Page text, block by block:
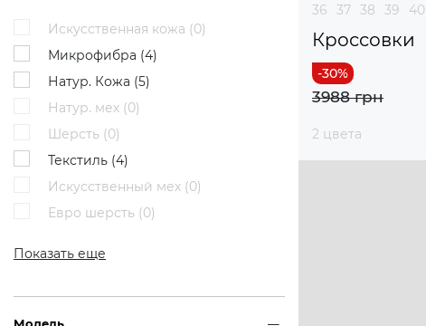
Искусственная кожа (0)
Микрофибра (4)
Натур. Кожа (5)
Натур. мех (0)
Шерсть (0)
Текстиль (4)
Искусственный мех (0)
Евро шерсть (0)
Показать еще
36 37 38 39 40
Кроссовки
3988 грн
2 цвета